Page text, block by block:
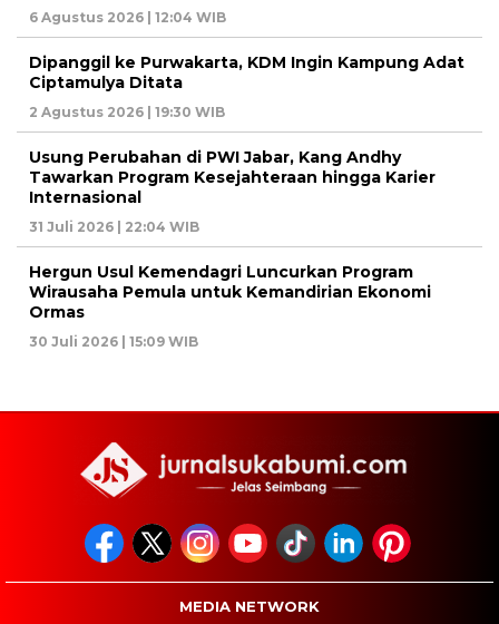
6 Agustus 2026 | 12:04 WIB
Dipanggil ke Purwakarta, KDM Ingin Kampung Adat
Ciptamulya Ditata
2 Agustus 2026 | 19:30 WIB
Usung Perubahan di PWI Jabar, Kang Andhy
Tawarkan Program Kesejahteraan hingga Karier
Internasional
31 Juli 2026 | 22:04 WIB
Hergun Usul Kemendagri Luncurkan Program
Wirausaha Pemula untuk Kemandirian Ekonomi
Ormas
30 Juli 2026 | 15:09 WIB
MEDIA NETWORK